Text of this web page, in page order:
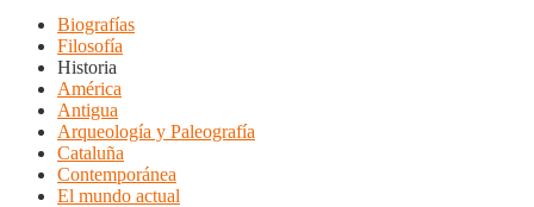
Biografías
Filosofía
Historia
América
Antigua
Arqueología y Paleografía
Cataluña
Contemporánea
El mundo actual